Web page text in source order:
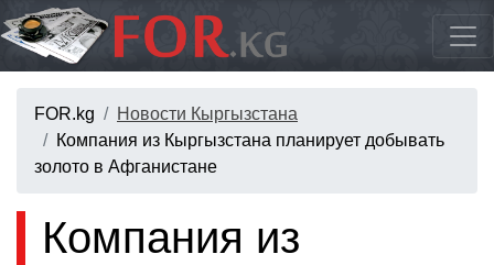
FOR.kg
Новости Кыргызстана
Компания из Кыргызстана планирует добывать
золото в Афганистане
Компания из